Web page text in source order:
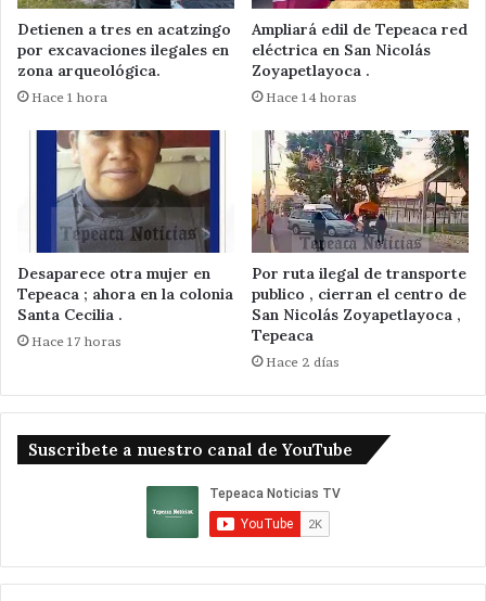
Detienen a tres en acatzingo
por excavaciones ilegales en
zona arqueológica.
Hace 1 hora
Ampliará edil de Tepeaca red
eléctrica en San Nicolás
Zoyapetlayoca .
Hace 14 horas
Desaparece otra mujer en
Tepeaca ; ahora en la colonia
Santa Cecilia .
Hace 17 horas
Por ruta ilegal de transporte
publico , cierran el centro de
San Nicolás Zoyapetlayoca ,
Tepeaca
Hace 2 días
Suscribete a nuestro canal de YouTube